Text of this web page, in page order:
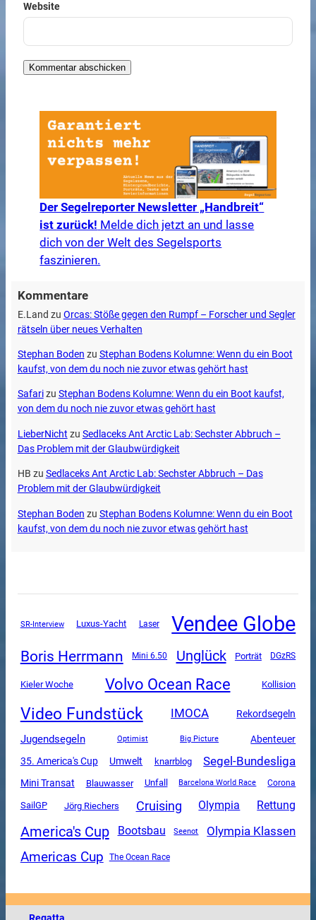
Website
Der Segelreporter Newsletter „Handbreit“
ist zurück! Melde dich jetzt an und lasse
dich von der Welt des Segelsports
faszinieren.
Kommentare
E.Land zu Orcas: Stöße gegen den Rumpf – Forscher und Segler
rätseln über neues Verhalten
Stephan Boden zu Stephan Bodens Kolumne: Wenn du ein Boot
kaufst, von dem du noch nie zuvor etwas gehört hast
Safarizu Stephan Bodens Kolumne: Wenn du ein Boot kaufst,
von dem du noch nie zuvor etwas gehört hast
LieberNicht zu Sedlaceks Ant Arctic Lab: Sechster Abbruch –
Das Problem mit der Glaubwürdigkeit
HB zu Sedlaceks Ant Arctic Lab: Sechster Abbruch – Das
Problem mit der Glaubwürdigkeit
Stephan Boden zu Stephan Bodens Kolumne: Wenn du ein Boot
kaufst, von dem du noch nie zuvor etwas gehört hast
SR-Interview Luxus-Yacht Laser Vendee Globe
Boris Herrmann Mini 6.50 Unglück Porträt DGzRS
Kieler Woche Volvo Ocean Race Kollision
Video Fundstück IMOCA Rekordsegeln
Jugendsegeln Optimist Big Picture
Abenteuer
35. America's Cup
Umwelt knarrblog Segel-Bundesliga
Mini Transat Blauwasser Unfall Barcelona World Race Corona
SailGP Jörg Riechers Cruising Olympia Rettung
America's Cup Bootsbau Seenot Olympia Klassen
Americas Cup The Ocean Race